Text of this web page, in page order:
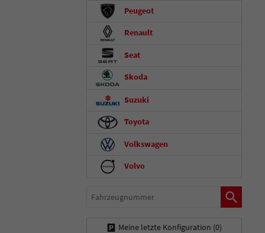
Peugeot
Renault
Seat
Skoda
Suzuki
Toyota
Volkswagen
Volvo
Fahrzeugnummer
Meine letzte Konfiguration (0)